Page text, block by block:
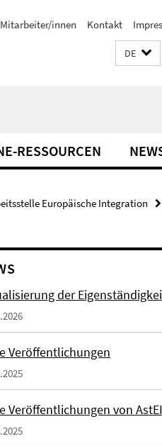
Mitarbeiter/innen Kontakt
DE
RESSOURCEN
Europäische Integration
der
Veröffentlichungen
Veröffentlichungen von